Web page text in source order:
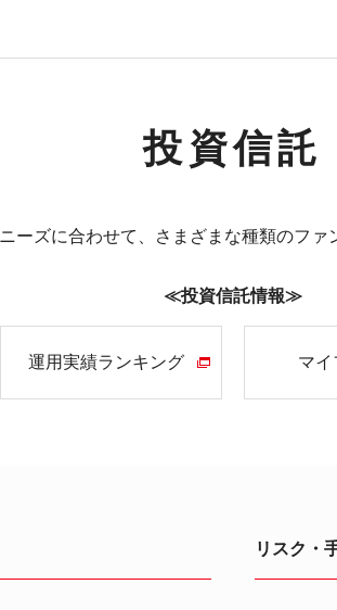
投資信託
ーズに合わせて、さまざまな種類のファ
≪投資信託情報≫
運用実績ランキング マイ
リスク・